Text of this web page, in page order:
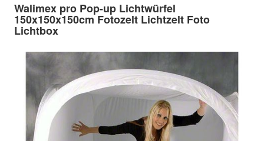
Walimex pro Pop-up Lichtwürfel
150x150x150cm Fotozelt Lichtzelt Foto
Lichtbox